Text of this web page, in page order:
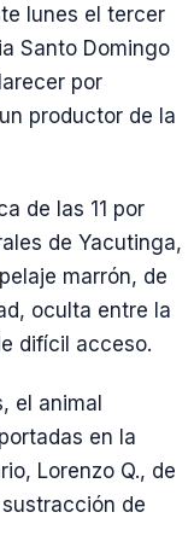
lunes el tercer
Santo Domingo
por
productor de la
de las 11 por
de Yacutinga,
marrón, de
oculta entre la
difícil acceso.
el animal
en la
Lorenzo Q., de
de